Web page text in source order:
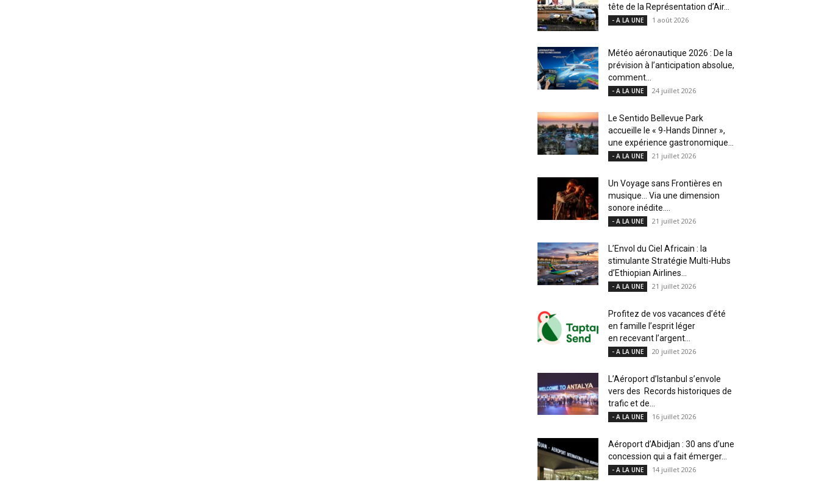
tête de la Représentation d’Air...
- A LA UNE 1 août 2026
Météo aéronautique 2026 : De la
prévision à l’anticipation absolue,
comment...
- A LA UNE 24 juillet 2026
Le Sentido Bellevue Park
accueille le « 9-Hands Dinner »,
une expérience gastronomique...
- A LA UNE 21 juillet 2026
Un Voyage sans Frontières en
musique… Via une dimension
sonore inédite....
- A LA UNE 21 juillet 2026
L’Envol du Ciel Africain : la
stimulante Stratégie Multi-Hubs
d’Ethiopian Airlines...
- A LA UNE 21 juillet 2026
Profitez de vos vacances d’été
en famille l’esprit léger
en recevant l’argent...
- A LA UNE 20 juillet 2026
L’Aéroport d’Istanbul s’envole
vers des Records historiques de
trafic et de...
- A LA UNE 16 juillet 2026
Aéroport d’Abidjan : 30 ans d’une
concession qui a fait émerger...
- A LA UNE 14 juillet 2026